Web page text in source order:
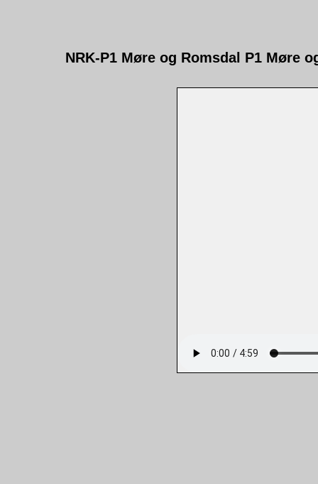
NRK-P1 Møre og Romsdal P1 Møre